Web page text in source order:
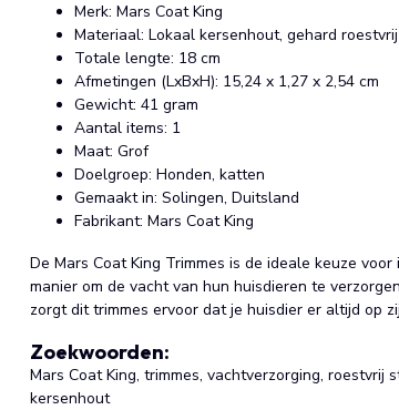
Merk: Mars Coat King
Materiaal: Lokaal kersenhout, gehard
Totale lengte: 18 cm
Afmetingen (LxBxH): 15,24 x 1,27 x 2,54 cm
Gewicht: 41 gram
Aantal items: 1
Maat: Grof
Doelgroep: Honden, katten
Gemaakt in: Solingen, Duitsland
Fabrikant: Mars Coat King
De Mars Coat King Trimmes is de ideale keuze
manier om de vacht van hun huisdieren te
zorgt dit trimmes ervoor dat je huisdier er altijd op
Zoekwoorden:
Mars Coat King, trimmes, vachtverzorging,
kersenhout